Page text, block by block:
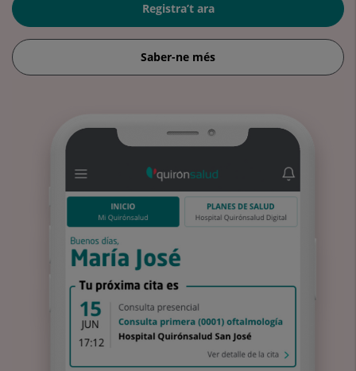
Registra’t ara
Saber-ne més